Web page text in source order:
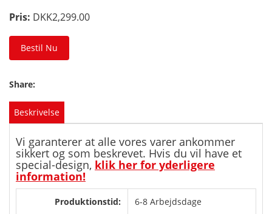
Pris: DKK2,299.00
Bestil Nu
Share:
Beskrivelse
Vi garanterer at alle vores varer ankommer
sikkert og som beskrevet. Hvis du vil have et
special-design, klik her for yderligere
information!
Produktionstid: 6-8 Arbejdsdage